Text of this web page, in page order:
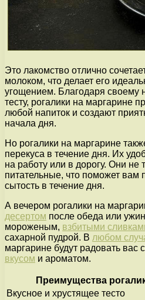
Это лакомство отлично
молоком, что делает его
угощением. Благодаря своему
тесту, рогалики на маргарине
любой напиток и создают
начала дня.
Но рогалики на маргарине
перекуса в течение дня. Их
на работу или в дорогу. Они не
питательные, что поможет вам
сытость в течение дня.
А вечером рогалики на
десертом после обеда или
мороженым, взбитыми
сахарной пудрой. В любом
маргарине будут радовать вас
вкусом и ароматом.
Преимущества
Вкусное и хрустящее тесто